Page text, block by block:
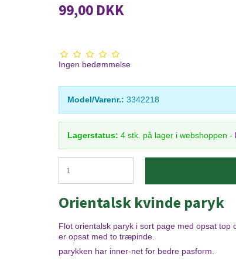
99,00 DKK
Ingen bedømmelse
Model/Varenr.: 3342218
Lagerstatus: 4 stk. på lager i webshoppen -
Orientalsk kvinde paryk
Flot orientalsk paryk i sort page med opsat top
er opsat med to træpinde.
parykken har inner-net for bedre pasform.